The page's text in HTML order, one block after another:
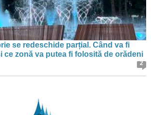
se redeschide parțial. Când va fi
ce zonă va putea fi folosită de orădeni
2